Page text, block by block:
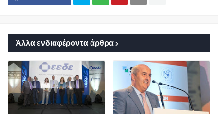
Άλλα ενδιαφέροντα άρθρα